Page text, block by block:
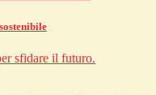
sfidare il futuro.